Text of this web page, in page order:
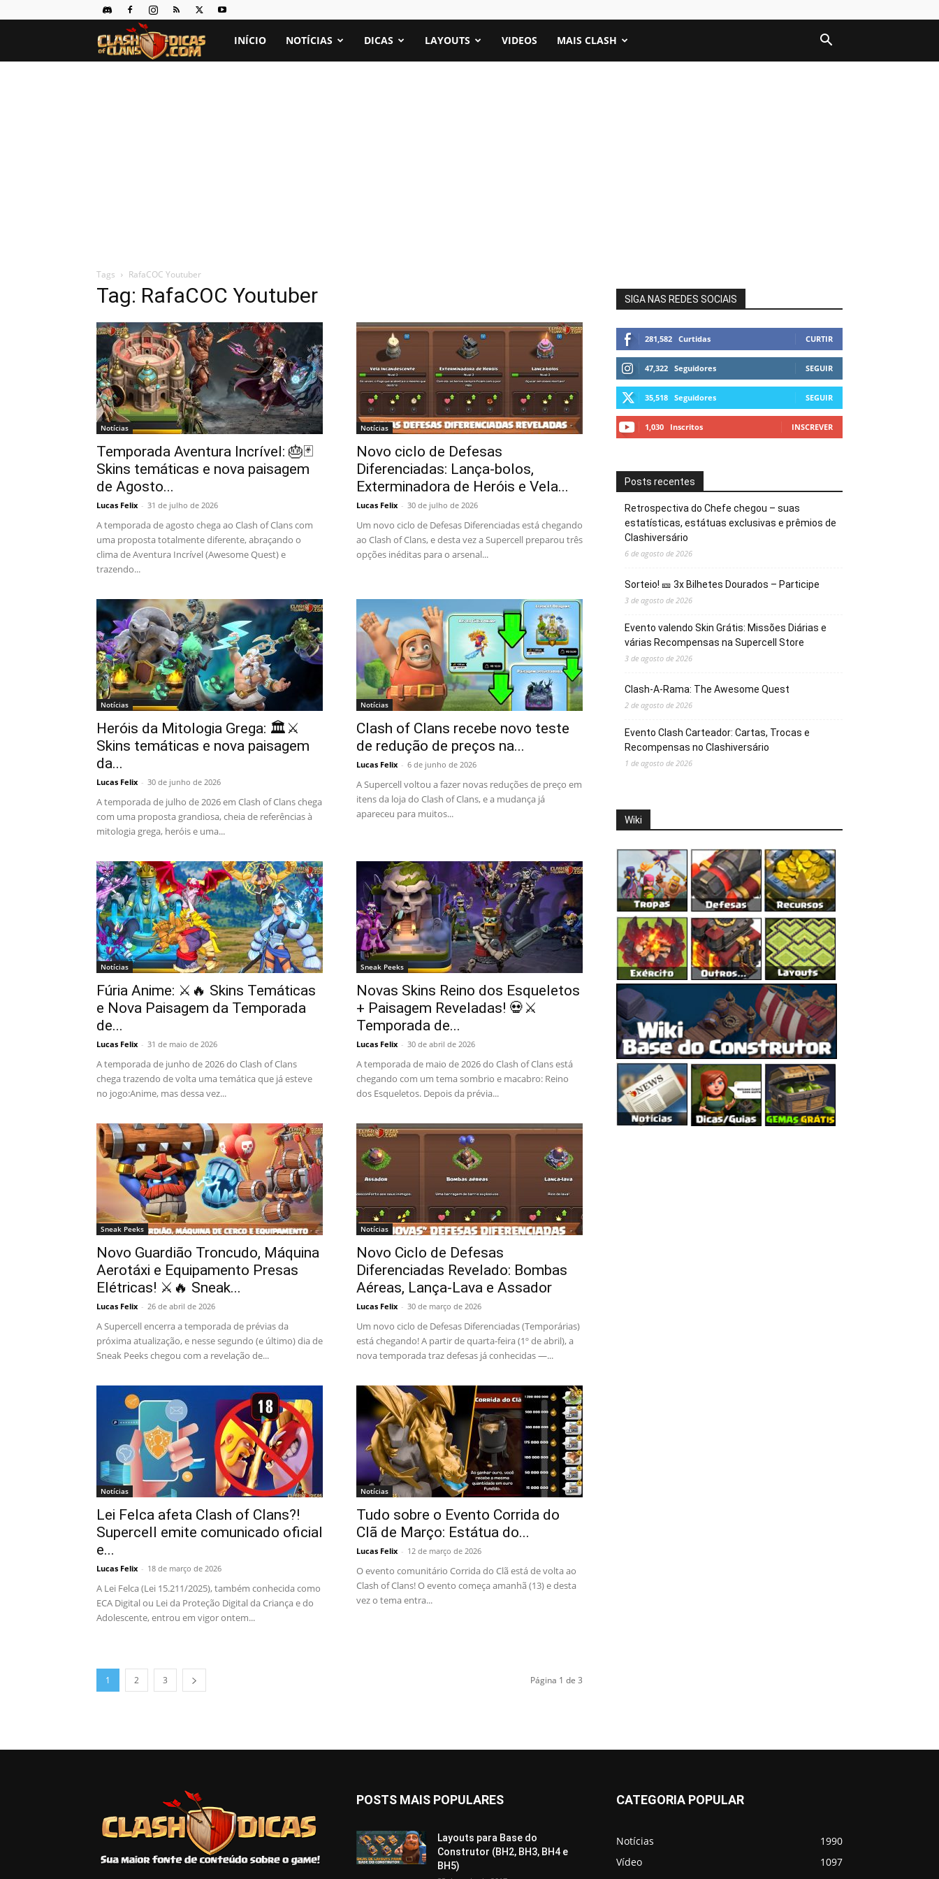
Clash
INÍCIO NOTÍCIAS DICAS LAYOUTS VIDEOS MAIS CLASH
Tags RafaCOC Youtuber
Tag: RafaCOC Youtuber
Notícias
Temporada Aventura Incrível: 🎂🃏
Skins temáticas e nova paisagem
de Agosto...
Lucas Felix - 31 de julho de 2026
A temporada de agosto chega ao Clash of Clans com
uma proposta totalmente diferente, abraçando o
clima de Aventura Incrível (Awesome Quest) e
trazendo...
Notícias
Novo ciclo de Defesas
Diferenciadas: Lança-bolos,
Exterminadora de Heróis e Vela...
Lucas Felix - 30 de julho de 2026
Um novo ciclo de Defesas Diferenciadas está chegando
ao Clash of Clans, e desta vez a Supercell preparou três
opções inéditas para o arsenal...
Notícias
Heróis da Mitologia Grega: 🏛️⚔️
Skins temáticas e nova paisagem
da...
Lucas Felix - 30 de junho de 2026
A temporada de julho de 2026 em Clash of Clans chega
com uma proposta grandiosa, cheia de referências à
mitologia grega, heróis e uma...
Notícias
Clash of Clans recebe novo teste
de redução de preços na...
Lucas Felix - 6 de junho de 2026
A Supercell voltou a fazer novas reduções de preço em
itens da loja do Clash of Clans, e a mudança já
apareceu para muitos...
Notícias
Fúria Anime: ⚔️🔥 Skins Temáticas
e Nova Paisagem da Temporada
de...
Lucas Felix - 31 de maio de 2026
A temporada de junho de 2026 do Clash of Clans
chega trazendo de volta uma temática que já esteve
no jogo:Anime, mas dessa vez...
Sneak Peeks
Novas Skins Reino dos Esqueletos
+ Paisagem Reveladas! 💀⚔️
Temporada de...
Lucas Felix - 30 de abril de 2026
A temporada de maio de 2026 do Clash of Clans está
chegando com um tema sombrio e macabro: Reino
dos Esqueletos. Depois da prévia...
Sneak Peeks
Novo Guardião Troncudo, Máquina
Aerotáxi e Equipamento Presas
Elétricas! ⚔️🔥 Sneak...
Lucas Felix - 26 de abril de 2026
A Supercell encerra a temporada de prévias da
próxima atualização, e nesse segundo (e último) dia de
Sneak Peeks chegou com a revelação de...
Notícias
Novo Ciclo de Defesas
Diferenciadas Revelado: Bombas
Aéreas, Lança-Lava e Assador
Lucas Felix - 30 de março de 2026
Um novo ciclo de Defesas Diferenciadas (Temporárias)
está chegando! A partir de quarta-feira (1º de abril), a
nova temporada traz defesas já conhecidas —...
Notícias
Lei Felca afeta Clash of Clans?!
Supercell emite comunicado oficial
e...
Lucas Felix - 18 de março de 2026
A Lei Felca (Lei 15.211/2025), também conhecida como
ECA Digital ou Lei da Proteção Digital da Criança e do
Adolescente, entrou em vigor ontem...
Notícias
Tudo sobre o Evento Corrida do
Clã de Março: Estátua do...
Lucas Felix - 12 de março de 2026
O evento comunitário Corrida do Clã está de volta ao
Clash of Clans! O evento começa amanhã (13) e desta
vez o tema entra...
1 2 3 Página 1 de 3
SIGA NAS REDES SOCIAIS
281,582 Curtidas CURTIR
47,322 Seguidores SEGUIR
35,518 Seguidores SEGUIR
1,030 Inscritos INSCREVER
Posts recentes
Retrospectiva do Chefe chegou – suas
estatísticas, estátuas exclusivas e prêmios de
Clashiversário
6 de agosto de 2026
Sorteio! 🎫 3x Bilhetes Dourados – Participe
3 de agosto de 2026
Evento valendo Skin Grátis: Missões Diárias e
várias Recompensas na Supercell Store
3 de agosto de 2026
Clash-A-Rama: The Awesome Quest
2 de agosto de 2026
Evento Clash Carteador: Cartas, Trocas e
Recompensas no Clashiversário
1 de agosto de 2026
Wiki
POSTS MAIS POPULARES
Layouts para Base do
Construtor (BH2, BH3, BH4 e
BH5)
CATEGORIA POPULAR
Notícias
1990
Vídeo
1097